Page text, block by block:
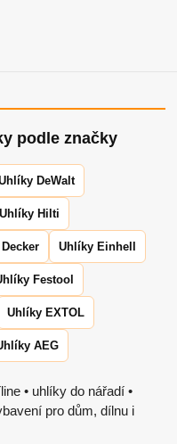
podle značky
DeWalt
Uhlíky Hilti
Uhlíky Einhell
Festool
Uhlíky EXTOL
AEG
• uhlíky do nářadí •
pro dům, dílnu i